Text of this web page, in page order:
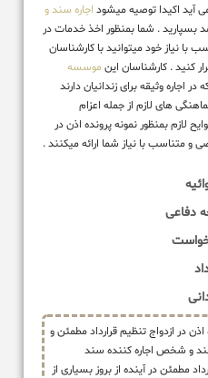
آید اکیدا توصیه میشود اجاره سند و
بسپارید . شما بمنظور اخذ خدمات در
با نیاز خود میتوانید با کارشناسان
کنید . کارشناسان این موسسه
اجاره وثیقه برای زندانیان دارند
های لازم از جمله اعزام
لازم بمنظور نمونه پرونده اذن در
و متناسب با نیاز شما ارائه میکنند .
دفاعی
در ازدواج تنظیم قرارداد مطمئن و
و شخص اجاره کننده سند
مطمئن در آینده از بروز بسیاری از